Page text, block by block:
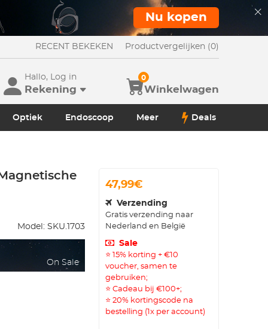
Nu kopen
RECENT BEKEKEN Productvergelijken (0)
Hallo, Log in
Rekening Winkelwagen
0
Optiek Endoscoop Meer Deals
Model: SKU.1703
On Sale
47,99€
Verzending
Gratis verzending naar
Nederland en België
Sale
⭐ 15% korting + €10
voucher, samen te
gebruiken;
⭐ Cadeau bij €100+;
⭐ 20% kortingscode na
bestelling (1x per account)